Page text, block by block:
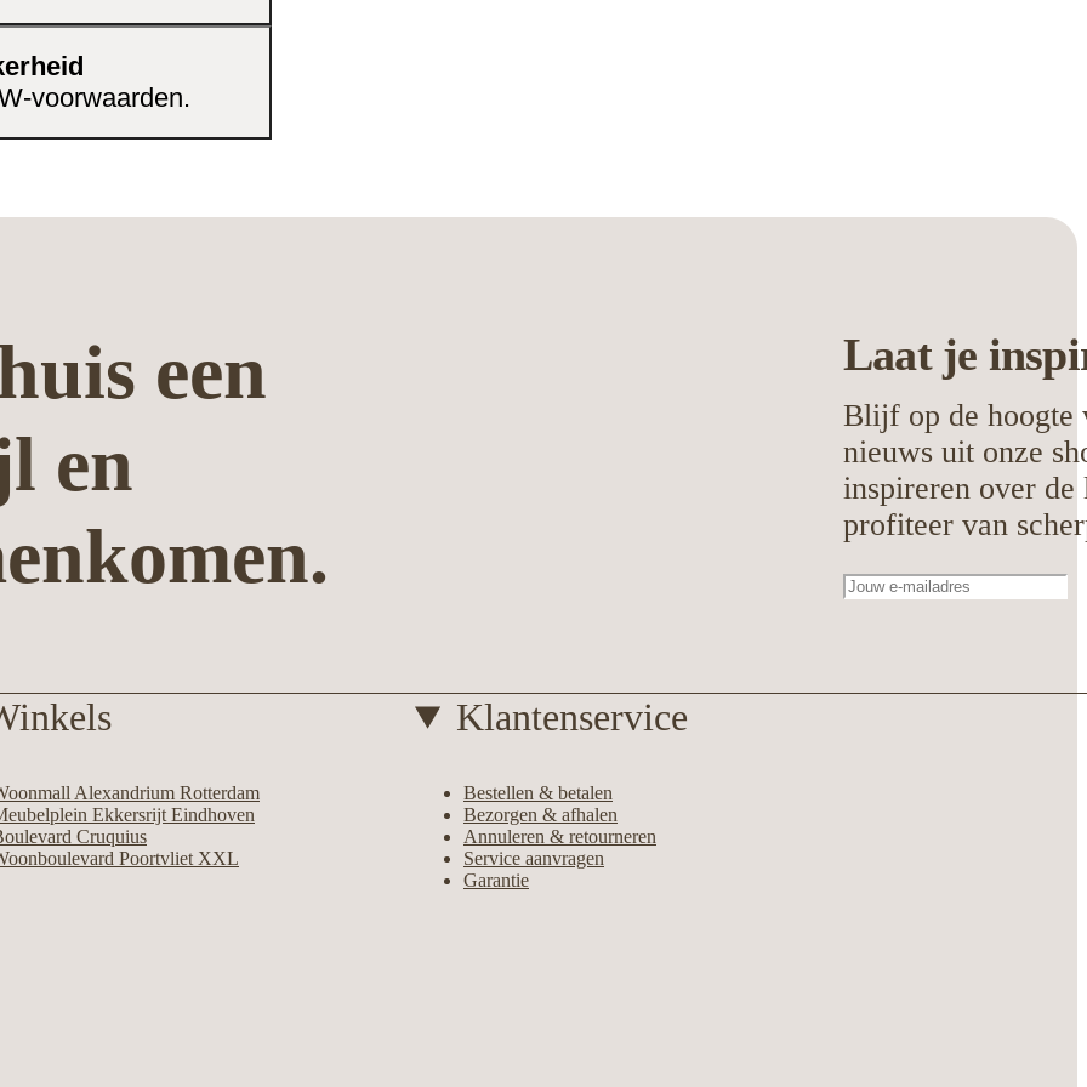
voorwaarden.
een
en
Laat je
Blijf op de hoogte
nieuws uit onze
inspireren over de
profiteer van
Alexandrium Rotterdam
Ekkersrijt Eindhoven
Cruquius
Poortvliet XXL
Klantenservice
Bestellen & betalen
Bezorgen & afhalen
Annuleren & retourneren
Service aanvragen
Garantie